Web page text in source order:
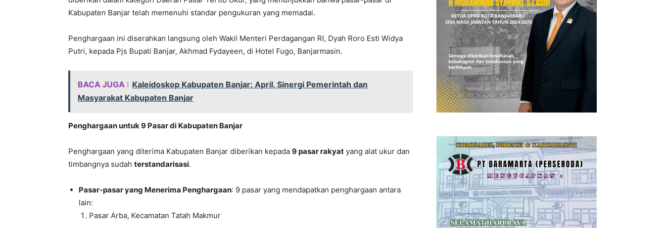
Kabupaten Banjar telah memenuhi standar pengukuran yang memadai.
Penghargaan ini diserahkan langsung oleh Wakil Menteri Perdagangan RI, Dyah Roro Esti Widya
Putri, kepada Pjs Bupati Banjar, Akhmad Fydayeen, di Hotel Fugo, Banjarmasin.
BACA JUGA : Kaleidoskop Kabupaten Banjar: April, Sinergi Pemerintah dan
Masyarakat Kabupaten Banjar
Penghargaan untuk 9 Pasar di Kabupaten Banjar
Penghargaan yang diterima Kabupaten Banjar diberikan kepada 9 pasar rakyat yang alat ukur dan
timbangnya sudah terstandarisasi.
Pasar-pasar yang Menerima Penghargaan: 9 pasar yang mendapatkan penghargaan antara
lain:
Pasar Arba, Kecamatan Tatah Makmur